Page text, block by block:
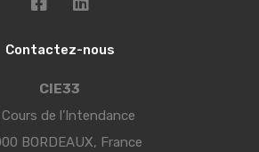
Contactez-nous
CIE33
Cours de l’Intendance
BORDEAUX, France